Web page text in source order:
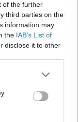
of the further
third parties on the
information may
the IAB’s List of
disclose it to other